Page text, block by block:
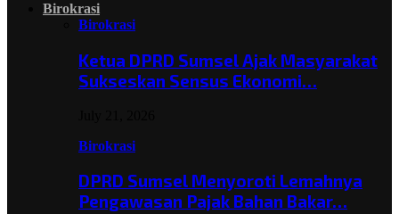
Birokrasi
Birokrasi
Ketua DPRD Sumsel Ajak Masyarakat
Sukseskan Sensus Ekonomi…
Birokrasi
DPRD Sumsel Menyoroti Lemahnya
Pengawasan Pajak Bahan Bakar…